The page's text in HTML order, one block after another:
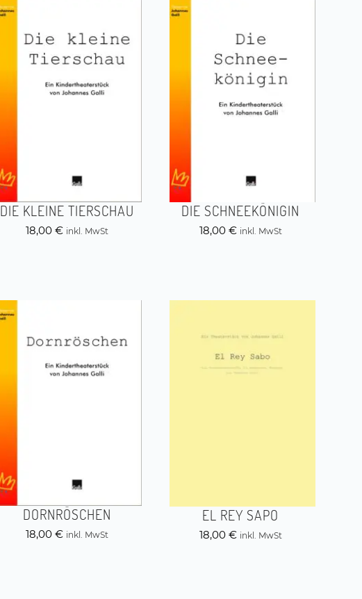
DIE KLEINE TIERSCHAU
18,00 € inkl. MwSt
DIE SCHNEEKÖNIGIN
18,00 € inkl. MwSt
DORNRÖSCHEN
18,00 € inkl. MwSt
EL REY SAPO
18,00 € inkl. MwSt